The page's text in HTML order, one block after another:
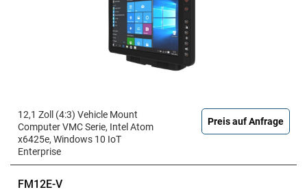
12,1 Zoll (4:3) Vehicle Mount
Computer VMC Serie, Intel Atom
x6425e, Windows 10 IoT
Enterprise
Preis auf Anfrage
FM12E-V